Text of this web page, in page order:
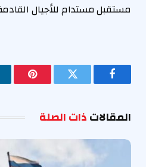
مستقبل مستدام للأجيال
فيسبوك تويتر
المقالاتذات الصلة